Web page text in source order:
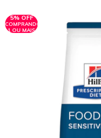
5% OFF
COMPRANDO
1 OU MAIS